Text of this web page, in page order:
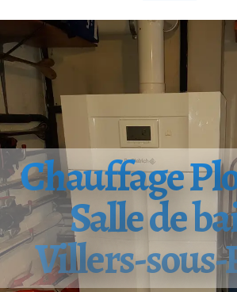
Chauffage
Salle de
Villers-